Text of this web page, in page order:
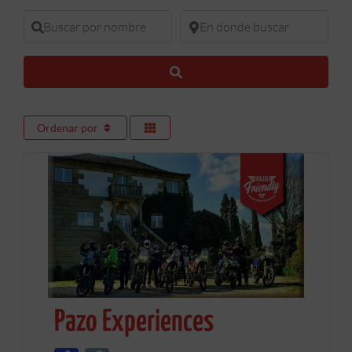
Buscar por nombre En donde buscar
Ordenar por
Pazo Experiences